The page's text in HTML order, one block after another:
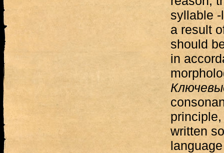
syllable
a result
should
in
written
language